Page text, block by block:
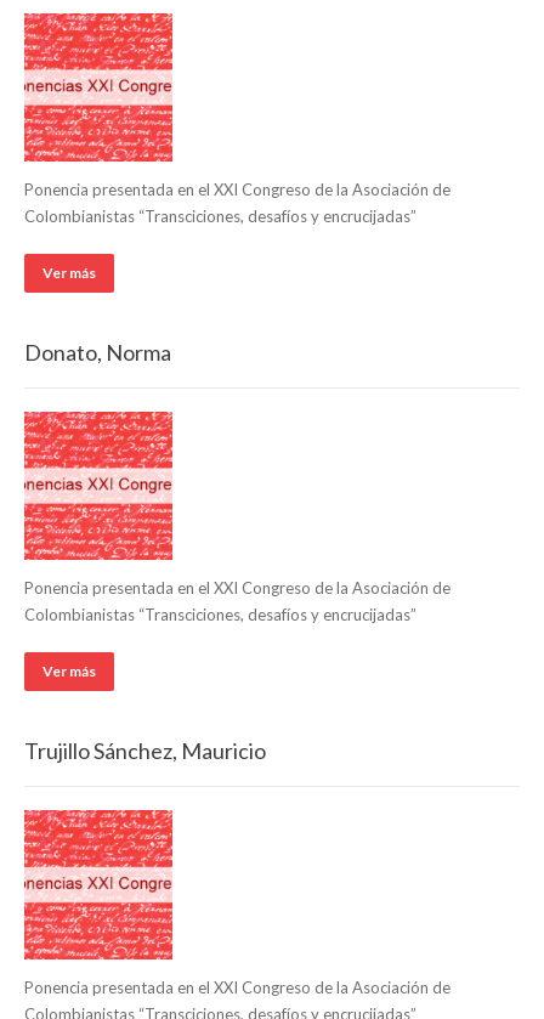
Ponencia presentada en el XXI Congreso de la Asociación de
Colombianistas “Transciciones, desafíos y encrucijadas”
Ver más
Donato, Norma
Ponencia presentada en el XXI Congreso de la Asociación de
Colombianistas “Transciciones, desafíos y encrucijadas”
Ver más
Trujillo Sánchez, Mauricio
Ponencia presentada en el XXI Congreso de la Asociación de
Colombianistas “Transciciones, desafíos y encrucijadas”